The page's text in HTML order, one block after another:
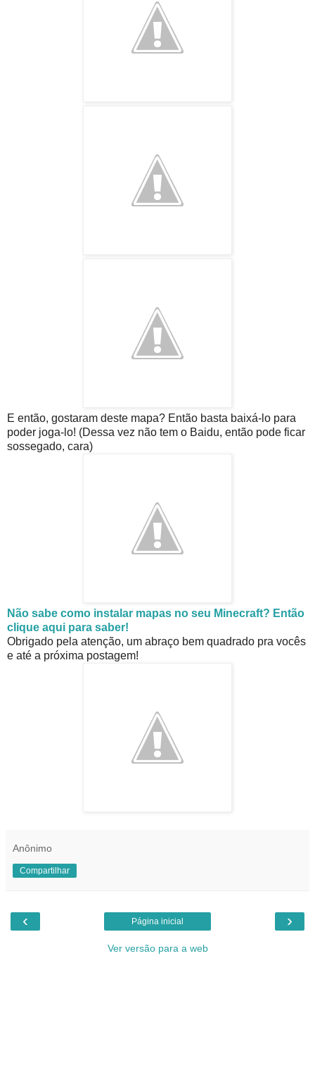
E então, gostaram deste mapa? Então basta baixá-lo para
poder joga-lo! (Dessa vez não tem o Baidu, então pode ficar
sossegado, cara)
Não sabe como instalar mapas no seu Minecraft? Então
clique aqui para saber!
Obrigado pela atenção, um abraço bem quadrado pra vocês
e até a próxima postagem!
Anônimo
Compartilhar
‹ ›
Página inicial
Ver versão para a web